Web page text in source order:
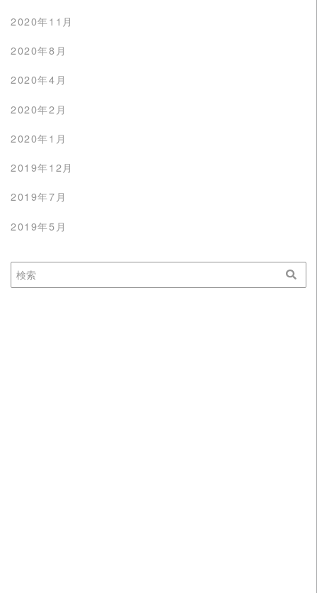
2020年11月
2020年8月
2020年4月
2020年2月
2020年1月
2019年12月
2019年7月
2019年5月